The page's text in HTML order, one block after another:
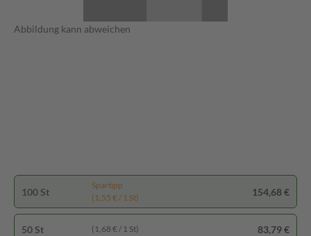
Abbildung kann abweichen
100 St
Spartipp
(1,55 € / 1 St)
154,68 €
50 St (1,68 € / 1 St) 83,79 €